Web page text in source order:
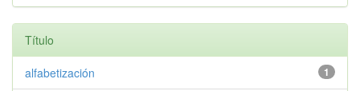
Título
1
alfabetización